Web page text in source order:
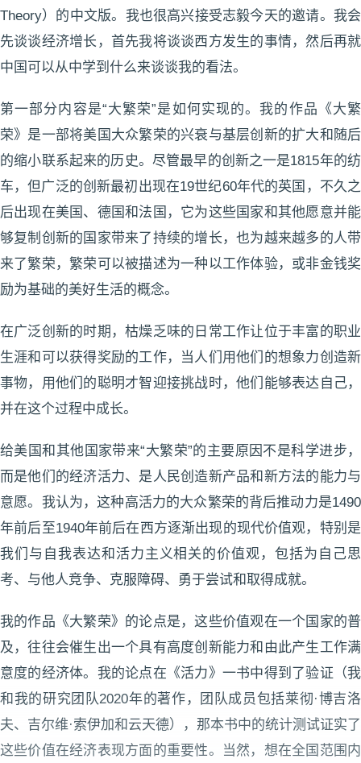
Theory）的中文版。我也很高兴接受志毅今天的邀请。我会
先谈谈经济增长，首先我将谈谈西方发生的事情，然后再就
中国可以从中学到什么来谈谈我的看法。
第一部分内容是“大繁荣”是如何实现的。我的作品《大繁
荣》是一部将美国大众繁荣的兴衰与基层创新的扩大和随后
的缩小联系起来的历史。尽管最早的创新之一是1815年的纺
车，但广泛的创新最初出现在19世纪60年代的英国，不久之
后出现在美国、德国和法国，它为这些国家和其他愿意并能
够复制创新的国家带来了持续的增长，也为越来越多的人带
来了繁荣，繁荣可以被描述为一种以工作体验，或非金钱奖
励为基础的美好生活的概念。
在广泛创新的时期，枯燥乏味的日常工作让位于丰富的职业
生涯和可以获得奖励的工作，当人们用他们的想象力创造新
事物，用他们的聪明才智迎接挑战时，他们能够表达自己，
并在这个过程中成长。
给美国和其他国家带来“大繁荣”的主要原因不是科学进步，
而是他们的经济活力、是人民创造新产品和新方法的能力与
意愿。我认为，这种高活力的大众繁荣的背后推动力是1490
年前后至1940年前后在西方逐渐出现的现代价值观，特别是
我们与自我表达和活力主义相关的价值观，包括为自己思
考、与他人竞争、克服障碍、勇于尝试和取得成就。
我的作品《大繁荣》的论点是，这些价值观在一个国家的普
及，往往会催生出一个具有高度创新能力和由此产生工作满
意度的经济体。我的论点在《活力》一书中得到了验证（我
和我的研究团队2020年的著作，团队成员包括莱彻·博吉洛
夫、吉尔维·索伊加和云天德），那本书中的统计测试证实了
这些价值在经济表现方面的重要性。当然，想在全国范围内